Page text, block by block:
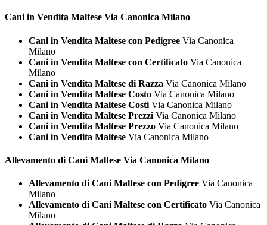
Cani in Vendita Maltese Via Canonica Milano
Cani in Vendita Maltese con Pedigree Via Canonica
Milano
Cani in Vendita Maltese con Certificato Via Canonica
Milano
Cani in Vendita Maltese di Razza Via Canonica Milano
Cani in Vendita Maltese Costo Via Canonica Milano
Cani in Vendita Maltese Costi Via Canonica Milano
Cani in Vendita Maltese Prezzi Via Canonica Milano
Cani in Vendita Maltese Prezzo Via Canonica Milano
Cani in Vendita Maltese Via Canonica Milano
Allevamento di Cani Maltese Via Canonica Milano
Allevamento di Cani Maltese con Pedigree Via Canonica
Milano
Allevamento di Cani Maltese con Certificato Via Canonica
Milano